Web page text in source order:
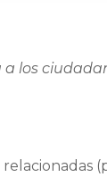
los